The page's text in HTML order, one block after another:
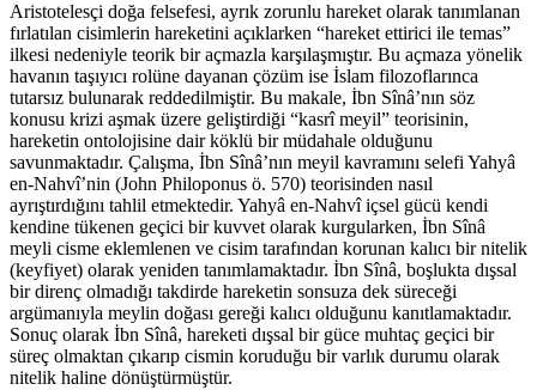
Aristotelesçi doğa felsefesi, ayrık zorunlu hareket olarak tanımlanan
fırlatılan cisimlerin hareketini açıklarken “hareket ettirici ile temas”
ilkesi nedeniyle teorik bir açmazla karşılaşmıştır. Bu açmaza yönelik
havanın taşıyıcı rolüne dayanan çözüm ise İslam filozoflarınca
tutarsız bulunarak reddedilmiştir. Bu makale, İbn Sînâ’nın söz
konusu krizi aşmak üzere geliştirdiği “kasrî meyil” teorisinin,
hareketin ontolojisine dair köklü bir müdahale olduğunu
savunmaktadır. Çalışma, İbn Sînâ’nın meyil kavramını selefi Yahyâ
en-Nahvî’nin (John Philoponus ö. 570) teorisinden nasıl
ayrıştırdığını tahlil etmektedir. Yahyâ en-Nahvî içsel gücü kendi
kendine tükenen geçici bir kuvvet olarak kurgularken, İbn Sînâ
meyli cisme eklemlenen ve cisim tarafından korunan kalıcı bir nitelik
(keyfiyet) olarak yeniden tanımlamaktadır. İbn Sînâ, boşlukta dışsal
bir direnç olmadığı takdirde hareketin sonsuza dek süreceği
argümanıyla meylin doğası gereği kalıcı olduğunu kanıtlamaktadır.
Sonuç olarak İbn Sînâ, hareketi dışsal bir güce muhtaç geçici bir
süreç olmaktan çıkarıp cismin koruduğu bir varlık durumu olarak
nitelik haline dönüştürmüştür.